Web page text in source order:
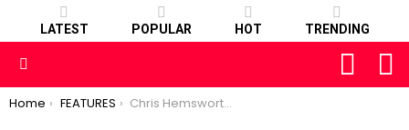
LATEST POPULAR HOT TRENDING
FOLLOW
You are here:
Home FEATURES Chris Hemsworth Kinder